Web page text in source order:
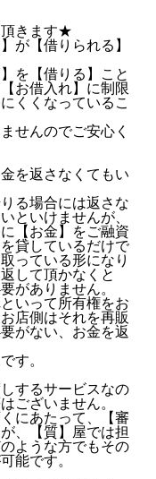
頂きます★
が【借りられる】
を【借りる】こと
お借入れ】に制限
くくなっているこ
せんのでご安心く
を返さなくてもい
る場合には返さな
といけませんが、
【お金】をご融資
貸しているだけで
っている形になり
して頂かなくと
がありません。
いって所有権をお
店側はそれを再販
がない、お金を返
す。
するサービスなの
ございません。
にあたって、【審
、【質】屋では担
ような方でもその
能です。